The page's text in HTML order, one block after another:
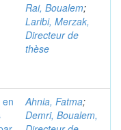
Rai, Boualem;
Laribi, Merzak,
Directeur de
thèse
Ahnia, Fatma;
Demri, Boualem,